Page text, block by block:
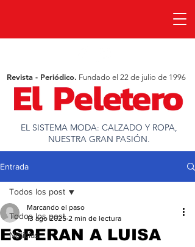
EL SISTEMA MODA: CALZADO Y ROPA,
NUESTRA GRAN PASIÓN.
Revista - Periódico. Fundado el 22 de julio de 1996
Entrada
Todos los post
Noticias
Todos los post
ESPERAN A LUISA
Marcando el paso
13 ago 2025 2 min de lectura